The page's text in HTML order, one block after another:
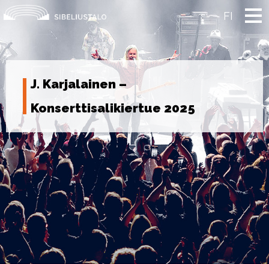
Skip
to
FI
J. Karjalainen –
Konserttisalikiertue 2025